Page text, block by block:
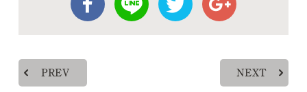
PREV NEXT